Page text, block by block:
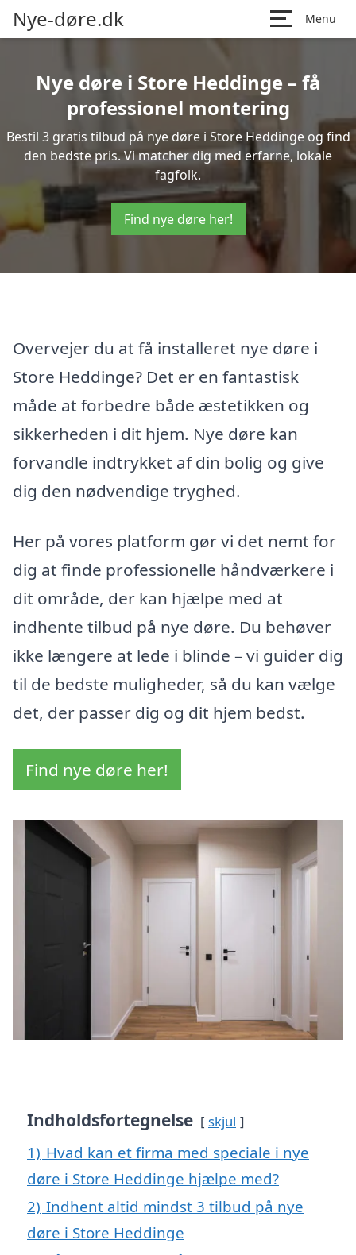
Nye-døre.dk Menu
Nye døre i Store Heddinge – få
professionel montering
Bestil 3 gratis tilbud på nye døre i Store Heddinge og find
den bedste pris. Vi matcher dig med erfarne, lokale
fagfolk.
Find nye døre her!
Overvejer du at få installeret nye døre i
Store Heddinge? Det er en fantastisk
måde at forbedre både æstetikken og
sikkerheden i dit hjem. Nye døre kan
forvandle indtrykket af din bolig og give
dig den nødvendige tryghed.
Her på vores platform gør vi det nemt for
dig at finde professionelle håndværkere i
dit område, der kan hjælpe med at
indhente tilbud på nye døre. Du behøver
ikke længere at lede i blinde – vi guider dig
til de bedste muligheder, så du kan vælge
det, der passer dig og dit hjem bedst.
Find nye døre her!
Indholdsfortegnelse skjul
1) Hvad kan et firma med speciale i nye
døre i Store Heddinge hjælpe med?
2) Indhent altid mindst 3 tilbud på nye
døre i Store Heddinge